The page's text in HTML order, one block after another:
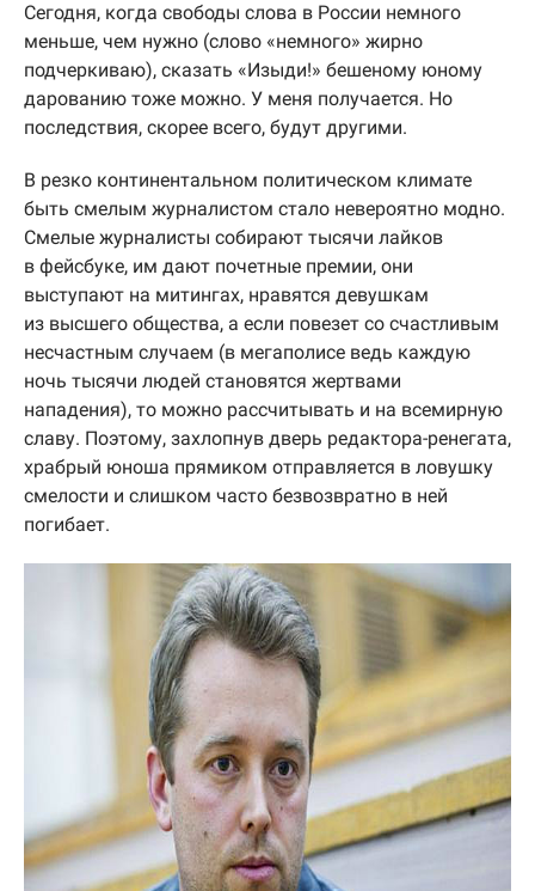
Сегодня, когда свободы слова в России немного
меньше, чем нужно (слово «немного» жирно
подчеркиваю), сказать «Изыди!» бешеному юному
дарованию тоже можно. У меня получается. Но
последствия, скорее всего, будут другими.
В резко континентальном политическом климате
быть смелым журналистом стало невероятно модно.
Смелые журналисты собирают тысячи лайков
в фейсбуке, им дают почетные премии, они
выступают на митингах, нравятся девушкам
из высшего общества, а если повезет со счастливым
несчастным случаем (в мегаполисе ведь каждую
ночь тысячи людей становятся жертвами
нападения), то можно рассчитывать и на всемирную
славу. Поэтому, захлопнув дверь редактора-ренегата,
храбрый юноша прямиком отправляется в ловушку
смелости и слишком часто безвозвратно в ней
погибает.